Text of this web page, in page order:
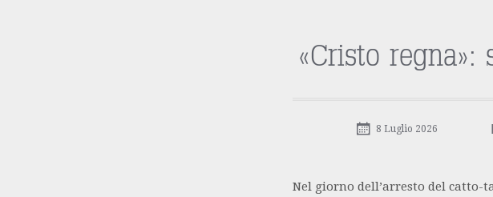
«Cristo regna»:
8 Luglio 2026
Nel giorno dell’arresto del catto-